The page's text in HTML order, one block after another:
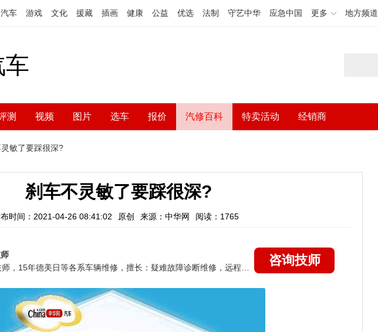
汽车 游戏 文化 援藏 插画 健康 公益 优选 法制 守艺中华 应急中国 更多 地方频道
车
测 视频 图片 选车 报价 汽修百科 特卖活动 经销商
敏了要踩很深?
刹车不灵敏了要踩很深?
时间：2021-04-26 08:41:02 原创 来源：中华网 阅读：1765
咨询技师